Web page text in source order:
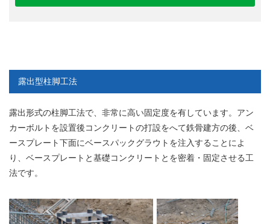
露出型柱脚工法
露出形式の柱脚工法で、非常に高い固定度を有しています。アン
カーボルトを設置後コンクリートの打設をへて鉄骨建方の後、ベ
ースプレート下面にベースパックグラウトを注入することによ
り、ベースプレートと基礎コンクリートとを密着・固定させる工
法です。